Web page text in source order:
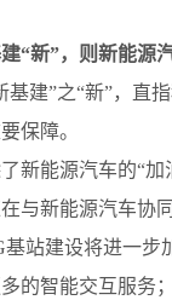
“新”，则新能源
基建”之“新”，直指
保障。
了新能源汽车的“
与新能源汽车协
基站建设将进一步
的智能交互服务